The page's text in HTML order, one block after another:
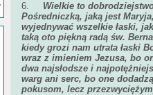
6. Wielkie to
Pośredniczką, jaką jest
wyjednywać wszelkie łaski,
taką oto piękną radą św.
kiedy grozi nam utrata łaski
wraz z imieniem Jezusa, bo
dwa najsłodsze i
warg ani serc, bo one
pokusom, lecz